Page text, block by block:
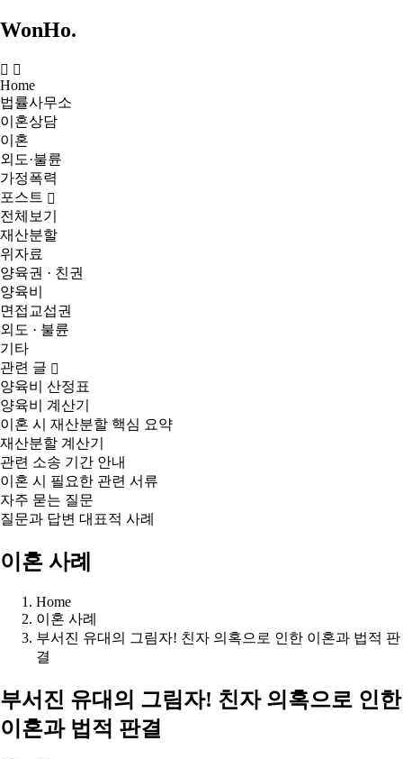
WonHo.
Home
법률사무소
이혼상담
이혼
외도·불륜
가정폭력
포스트
전체보기
재산분할
위자료
양육권 · 친권
양육비
면접교섭권
외도 · 불륜
기타
관련 글
양육비 산정표
양육비 계산기
이혼 시 재산분할 핵심 요약
재산분할 계산기
관련 소송 기간 안내
이혼 시 필요한 관련 서류
자주 묻는 질문
질문과 답변 대표적 사례
이혼 사례
Home
이혼 사례
부서진 유대의 그림자! 친자 의혹으로 인한 이혼과 법적 판
결
부서진 유대의 그림자! 친자 의혹으로 인한
이혼과 법적 판결